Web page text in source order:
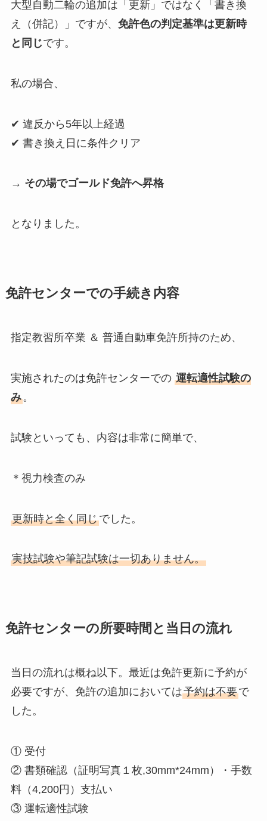
大型自動二輪の追加は「更新」ではなく「書き換
え（併記）」ですが、 免許色の判定基準は更新時
と同じです。
私の場合、
✔ 違反から5年以上経過
✔ 書き換え日に条件クリア
→ その場でゴールド免許へ昇格
となりました。
免許センターでの手続き内容
指定教習所卒業 ＆ 普通自動車免許所持のため、
実施されたのは免許センターでの 運転適性試験の
み。
試験といっても、内容は非常に簡単で、
＊視力検査のみ
更新時と全く同じでした。
実技試験や筆記試験は一切ありません。
免許センターの所要時間と当日の流れ
当日の流れは概ね以下。最近は免許更新に予約が
必要ですが、免許の追加においては予約は不要で
した。
① 受付
② 書類確認（証明写真１枚,30mm*24mm）・手数
料（4,200円）支払い
③ 運転適性試験